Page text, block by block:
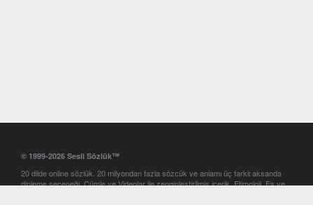
© 1999-2026 Sesli Sözlük™
20 dilde online sözlük. 20 milyondan fazla sözcük ve anlamı üç farklı aksanda
dinleme seçeneği. Cümle ve Videolar ile zenginleştirilmiş içerik. Etimoloji, Eş ve